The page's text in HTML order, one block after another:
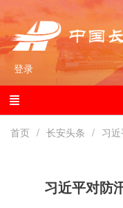
登录
首页 长安头条 习
习近平对防